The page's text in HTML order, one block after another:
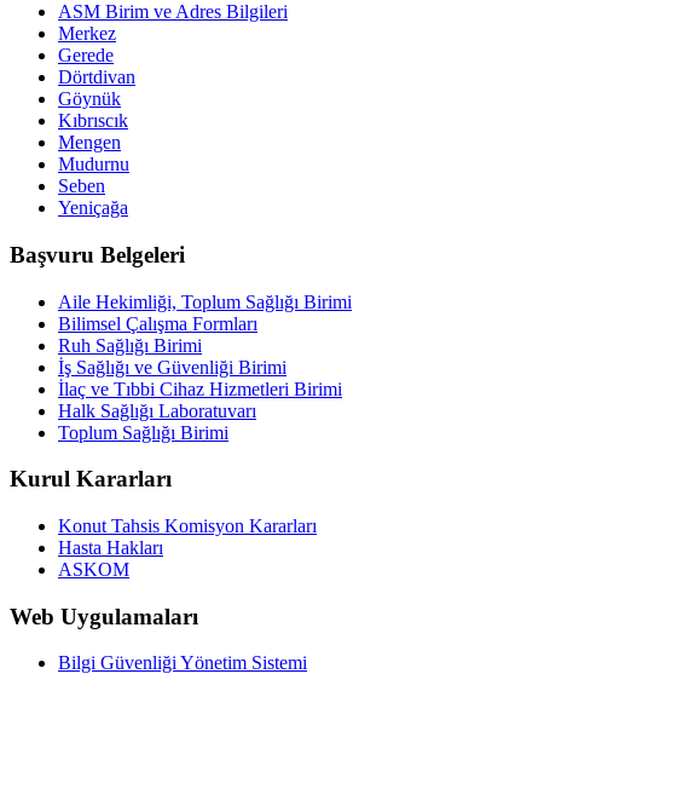
ASM Birim ve Adres Bilgileri
Merkez
Gerede
Dörtdivan
Göynük
Kıbrıscık
Mengen
Mudurnu
Seben
Yeniçağa
Başvuru Belgeleri
Aile Hekimliği, Toplum Sağlığı Birimi
Bilimsel Çalışma Formları
Ruh Sağlığı Birimi
İş Sağlığı ve Güvenliği Birimi
İlaç ve Tıbbi Cihaz Hizmetleri Birimi
Halk Sağlığı Laboratuvarı
Toplum Sağlığı Birimi
Kurul Kararları
Konut Tahsis Komisyon Kararları
Hasta Hakları
ASKOM
Web Uygulamaları
Bilgi Güvenliği Yönetim Sistemi